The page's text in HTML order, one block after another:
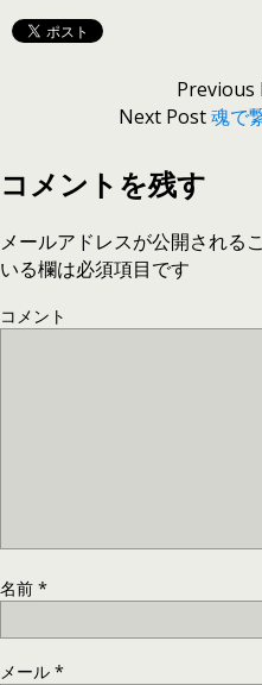
Previous
Next Post魂で
コメントを残す
メールアドレスが公開される
いる欄は必須項目です
コメント
名前 *
メール *